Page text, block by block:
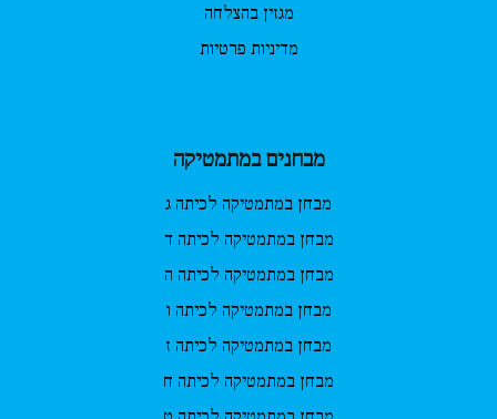
מגזין בהצלחה
מדיניות פרטיות
מבחנים במתמטיקה
מבחן במתמטיקה לכיתה ג
מבחן במתמטיקה לכיתה ד
מבחן במתמטיקה לכיתה ה
מבחן במתמטיקה לכיתה ו
מבחן במתמטיקה לכיתה ז
מבחן במתמטיקה לכיתה ח